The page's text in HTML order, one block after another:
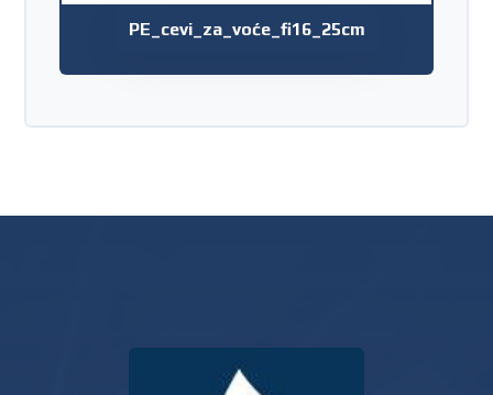
PE_cevi_za_voće_fi16_25cm